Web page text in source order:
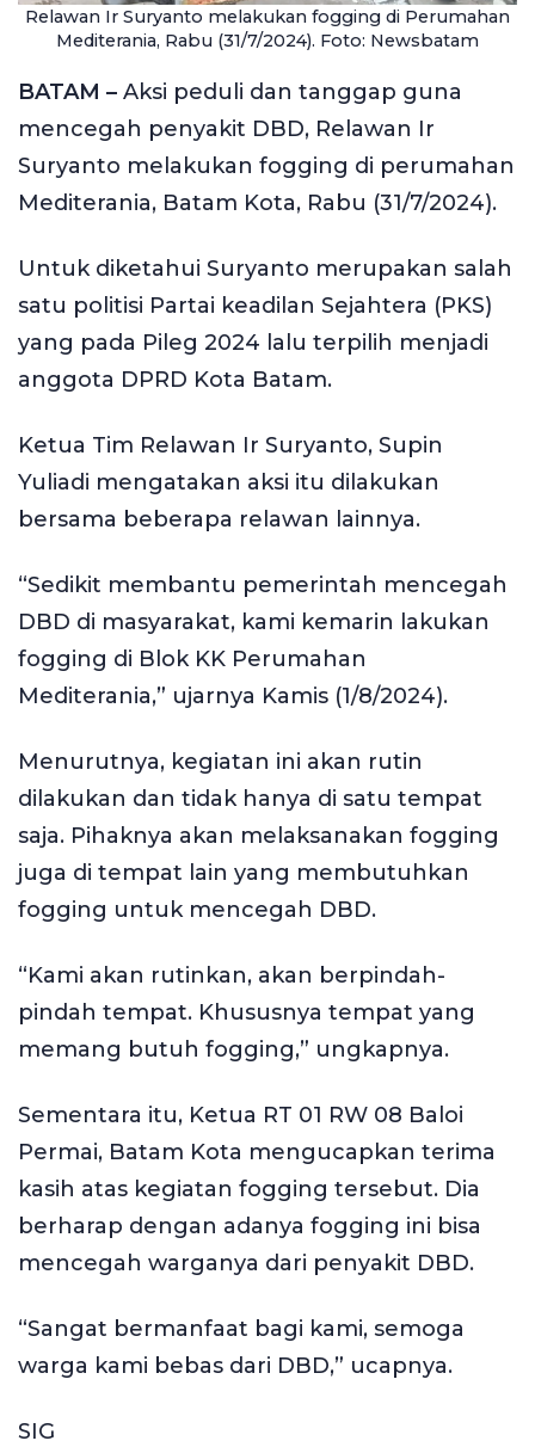
Relawan Ir Suryanto melakukan fogging di Perumahan
Mediterania, Rabu (31/7/2024). Foto: Newsbatam
BATAM – Aksi peduli dan tanggap guna
mencegah penyakit DBD, Relawan Ir
Suryanto melakukan fogging di perumahan
Mediterania, Batam Kota, Rabu (31/7/2024).
Untuk diketahui Suryanto merupakan salah
satu politisi Partai keadilan Sejahtera (PKS)
yang pada Pileg 2024 lalu terpilih menjadi
anggota DPRD Kota Batam.
Ketua Tim Relawan Ir Suryanto, Supin
Yuliadi mengatakan aksi itu dilakukan
bersama beberapa relawan lainnya.
“Sedikit membantu pemerintah mencegah
DBD di masyarakat, kami kemarin lakukan
fogging di Blok KK Perumahan
Mediterania,” ujarnya Kamis (1/8/2024).
Menurutnya, kegiatan ini akan rutin
dilakukan dan tidak hanya di satu tempat
saja. Pihaknya akan melaksanakan fogging
juga di tempat lain yang membutuhkan
fogging untuk mencegah DBD.
“Kami akan rutinkan, akan berpindah-
pindah tempat. Khususnya tempat yang
memang butuh fogging,” ungkapnya.
Sementara itu, Ketua RT 01 RW 08 Baloi
Permai, Batam Kota mengucapkan terima
kasih atas kegiatan fogging tersebut. Dia
berharap dengan adanya fogging ini bisa
mencegah warganya dari penyakit DBD.
“Sangat bermanfaat bagi kami, semoga
warga kami bebas dari DBD,” ucapnya.
SIG